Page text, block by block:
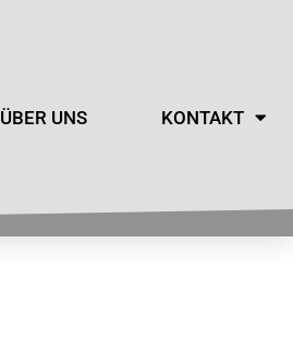
ÜBER UNS KONTAKT